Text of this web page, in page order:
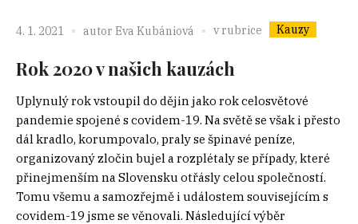
4. 1. 2021 autor Eva Kubániová v rubrice Kauzy
Rok 2020 v našich kauzách
Uplynulý rok vstoupil do dějin jako rok celosvětové
pandemie spojené s covidem-19. Na světě se však i přesto
dál kradlo, korumpovalo, praly se špinavé peníze,
organizovaný zločin bujel a rozplétaly se případy, které
přinejmenším na Slovensku otřásly celou společností.
Tomu všemu a samozřejmě i událostem souvisejícím s
covidem-19 jsme se věnovali. Následující výběr